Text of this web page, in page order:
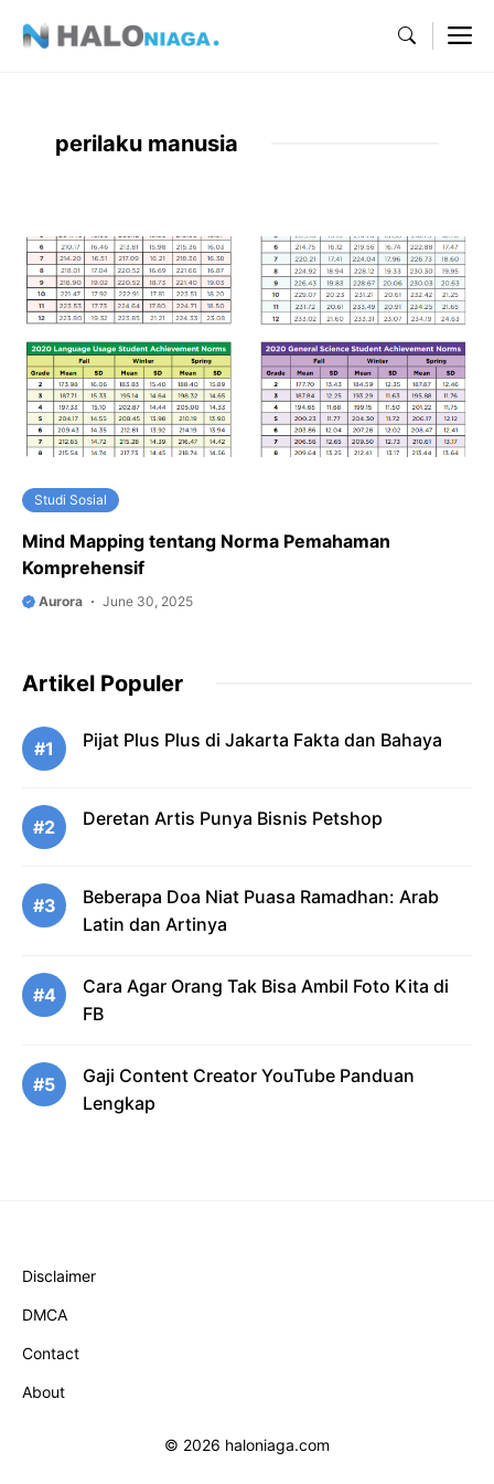
perilaku manusia
Studi Sosial
Mind Mapping tentang Norma Pemahaman
Komprehensif
Aurora June 30, 2025
Artikel Populer
#1 Pijat Plus Plus di Jakarta Fakta dan Bahaya
#2 Deretan Artis Punya Bisnis Petshop
#3
Beberapa Doa Niat Puasa Ramadhan: Arab
Latin dan Artinya
#4
Cara Agar Orang Tak Bisa Ambil Foto Kita di
FB
#5
Gaji Content Creator YouTube Panduan
Lengkap
Disclaimer
DMCA
Contact
About
© 2026 haloniaga.com